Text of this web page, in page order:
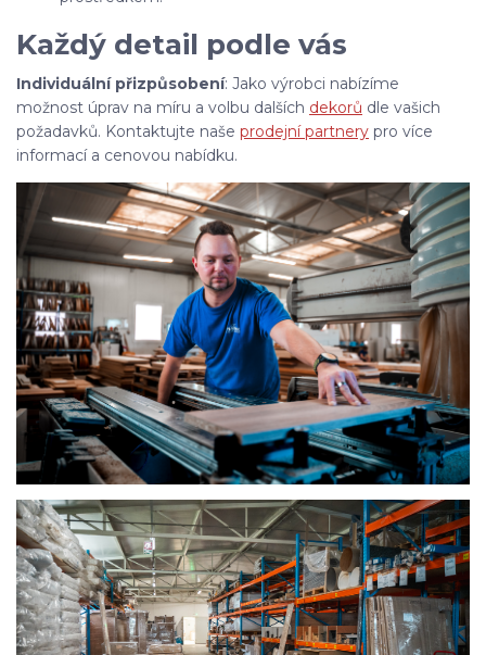
Každý detail podle vás
Individuální přizpůsobení: Jako výrobci nabízíme
možnost úprav na míru a volbu dalších dekorů dle vašich
požadavků. Kontaktujte naše prodejní partnery pro více
informací a cenovou nabídku.